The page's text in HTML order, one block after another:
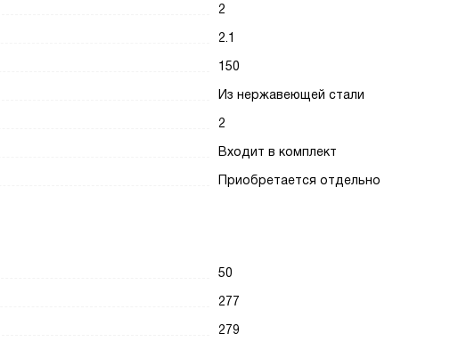
2
2.1
150
Из нержавеющей стали
2
Входит в комплект
Приобретается отдельно
50
277
279